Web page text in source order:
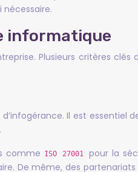
informatique
Plusieurs critères
Il est essentiel
comme ISO 27001 pour la
De même, des